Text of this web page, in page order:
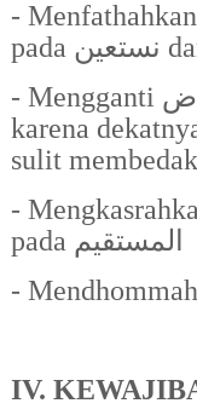
- Menfathahkan
pada نستعين
- Mengganti ض
karena
sulit
-
pada المستقيم
-
IV.